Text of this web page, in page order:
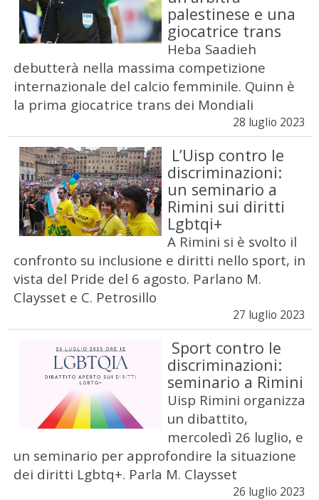
palestinese e una
giocatrice trans
Heba Saadieh
debutterà nella massima competizione
internazionale del calcio femminile. Quinn è
la prima giocatrice trans dei Mondiali
28 luglio 2023
L’Uisp contro le
discriminazioni:
un seminario a
Rimini sui diritti
Lgbtqi+
A Rimini si è svolto il
confronto su inclusione e diritti nello sport, in
vista del Pride del 6 agosto. Parlano M.
Claysset e C. Petrosillo
27 luglio 2023
Sport contro le
discriminazioni:
seminario a Rimini
Uisp Rimini organizza
un dibattito,
mercoledì 26 luglio, e
un seminario per approfondire la situazione
dei diritti Lgbtq+. Parla M. Claysset
26 luglio 2023